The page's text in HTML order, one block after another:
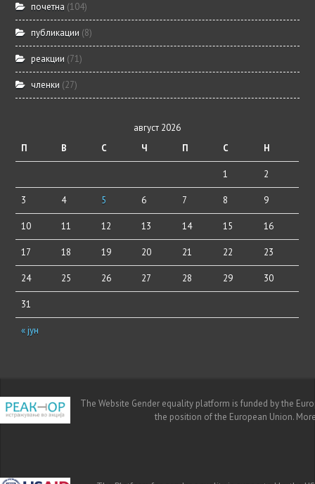
почетна (104)
публикации (8)
реакции (71)
членки (27)
август 2026
П
В С Ч П С Н
« јун
1 2
3 4 5 6 7 8 9
10 11 12 13 14 15 16
17 18 19 20 21 22 23
24 25 26 27 28 29 30
31
The Website Gender equality platform is funded by the
the position of the European Union.